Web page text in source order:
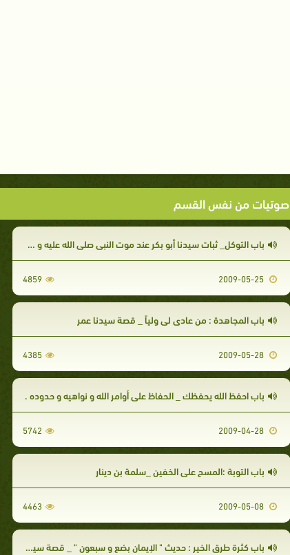
صوتيات من نفس القسم
باب التوكل_ ثبات سيدنا أبو بكر عند موت النبي صلى الله عليه و سلم
2009-05-25
4859
باب المجاهدة : من عادى لي ولياً _ قصة سيدنا عمر
2009-05-28
4385
باب احفظ الله يحفظك _ الحفاظ على أوامر الله و نواهيه و حدوده .
2009-04-28
5742
باب التوبة :المسح على الخفين _سلمة بن دينار
2009-05-08
4463
باب كثرة طرق الخير : حديث " الإيمان بضع و سبعون " _ قصة سيدنا عثمان بن عفان .